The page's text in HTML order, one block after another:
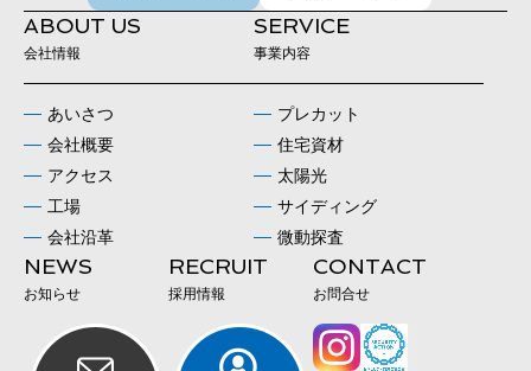
ABOUT US
会社情報
あいさつ
会社概要
アクセス
工場
会社沿革
SERVICE
事業内容
プレカット
住宅資材
太陽光
サイディング
微動探査
NEWS
お知らせ
RECRUIT
採用情報
CONTACT
お問合せ